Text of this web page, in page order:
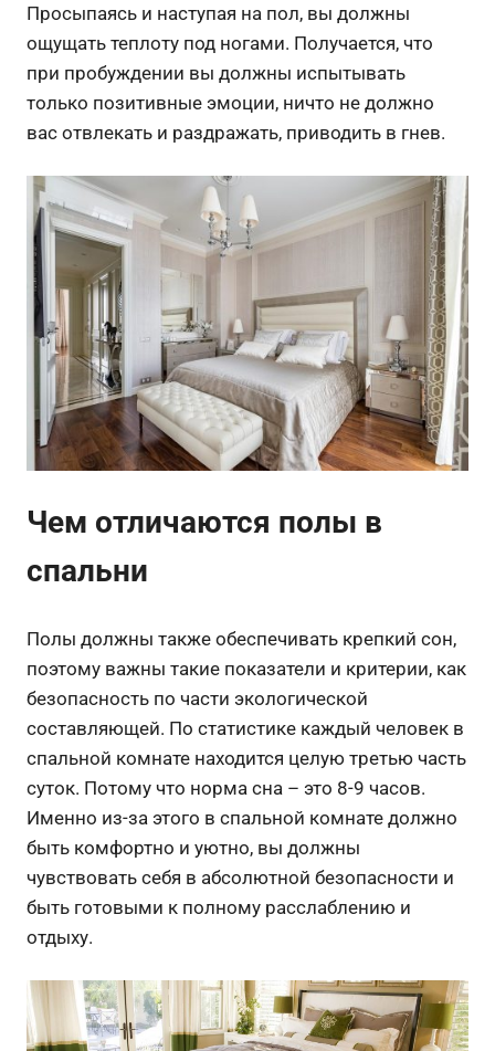
Просыпаясь и наступая на пол, вы должны
ощущать теплоту под ногами. Получается, что
при пробуждении вы должны испытывать
только позитивные эмоции, ничто не должно
вас отвлекать и раздражать, приводить в гнев.
Чем отличаются полы в
спальни
Полы должны также обеспечивать крепкий сон,
поэтому важны такие показатели и критерии, как
безопасность по части экологической
составляющей. По статистике каждый человек в
спальной комнате находится целую третью часть
суток. Потому что норма сна – это 8-9 часов.
Именно из-за этого в спальной комнате должно
быть комфортно и уютно, вы должны
чувствовать себя в абсолютной безопасности и
быть готовыми к полному расслаблению и
отдыху.